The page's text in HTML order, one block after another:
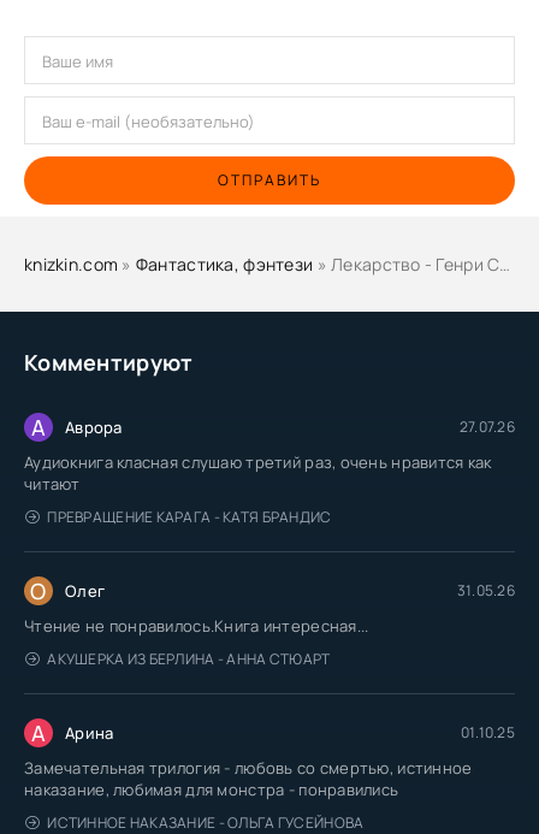
Комментируют
А Аврора 27.07.26
Аудиокнига класная слушаю третий раз, очень нравится как
читают
ПРЕВРАЩЕНИЕ КАРАГА - КАТЯ БРАНДИС
О Олег 31.05.26
Чтение не понравилось.Книга интересная...
АКУШЕРКА ИЗ БЕРЛИНА - АННА СТЮАРТ
А Арина 01.10.25
Замечательная трилогия - любовь со смертью, истинное
наказание, любимая для монстра - понравились
ИСТИННОЕ НАКАЗАНИЕ - ОЛЬГА ГУСЕЙНОВА
ОТПРАВИТЬ
knizkin.com » Фантастика, фэнтези » Лекарство - Генри Слизар